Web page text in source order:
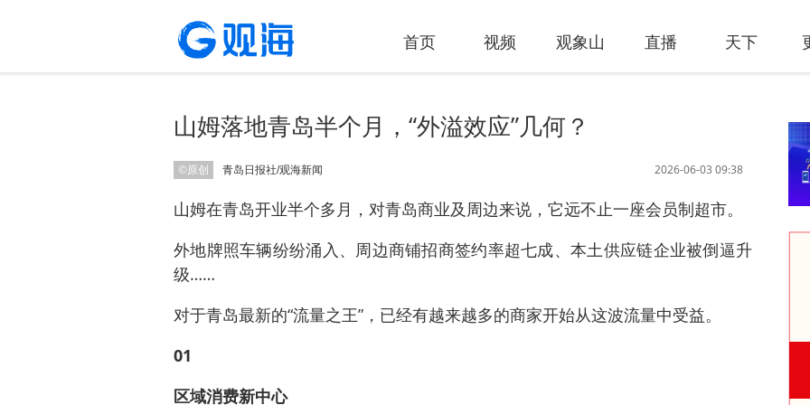
首页 视频 观象山 直播 天下
山姆落地青岛半个月，“外溢效应”几何？
©原创 2026-06-03 09:38
青岛日报社/观海新闻
山姆在青岛开业半个多月，对青岛商业及周边来说，它远不止一座会员制超市。
外地牌照车辆纷纷涌入、周边商铺招商签约率超七成、本土供应链企业被倒逼升
级……
对于青岛最新的“流量之王”，已经有越来越多的商家开始从这波流量中受益。
01
区域消费新中心